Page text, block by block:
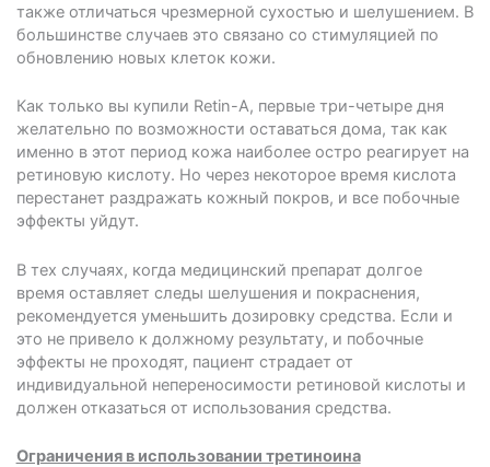
также отличаться чрезмерной сухостью и шелушением. В
большинстве случаев это связано со стимуляцией по
обновлению новых клеток кожи.
Как только вы купили Retin-A, первые три-четыре дня
желательно по возможности оставаться дома, так как
именно в этот период кожа наиболее остро реагирует на
ретиновую кислоту. Но через некоторое время кислота
перестанет раздражать кожный покров, и все побочные
эффекты уйдут.
В тех случаях, когда медицинский препарат долгое
время оставляет следы шелушения и покраснения,
рекомендуется уменьшить дозировку средства. Если и
это не привело к должному результату, и побочные
эффекты не проходят, пациент страдает от
индивидуальной непереносимости ретиновой кислоты и
должен отказаться от использования средства.
Ограничения в использовании третиноина